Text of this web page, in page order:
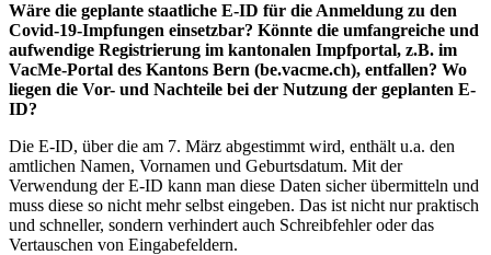
Wäre die geplante staatliche E-ID für die Anmeldung zu den
Covid-19-Impfungen einsetzbar? Könnte die umfangreiche und
aufwendige Registrierung im kantonalen Impfportal, z.B. im
VacMe-Portal des Kantons Bern (be.vacme.ch), entfallen? Wo
liegen die Vor- und Nachteile bei der Nutzung der geplanten E-
ID?
Die E-ID, über die am 7. März abgestimmt wird, enthält u.a. den
amtlichen Namen, Vornamen und Geburtsdatum. Mit der
Verwendung der E-ID kann man diese Daten sicher übermitteln und
muss diese so nicht mehr selbst eingeben. Das ist nicht nur praktisch
und schneller, sondern verhindert auch Schreibfehler oder das
Vertauschen von Eingabefeldern.